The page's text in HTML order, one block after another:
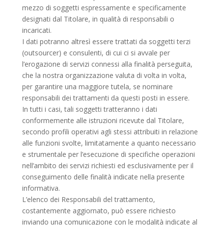
mezzo di soggetti espressamente e specificamente
designati dal Titolare, in qualità di responsabili o
incaricati.
I dati potranno altresì essere trattati da soggetti terzi
(outsourcer) e consulenti, di cui ci si avvale per
l’erogazione di servizi connessi alla finalità perseguita,
che la nostra organizzazione valuta di volta in volta,
per garantire una maggiore tutela, se nominare
responsabili dei trattamenti da questi posti in essere.
In tutti i casi, tali soggetti tratteranno i dati
conformemente alle istruzioni ricevute dal Titolare,
secondo profili operativi agli stessi attribuiti in relazione
alle funzioni svolte, limitatamente a quanto necessario
e strumentale per l’esecuzione di specifiche operazioni
nell’ambito dei servizi richiesti ed esclusivamente per il
conseguimento delle finalità indicate nella presente
informativa.
L’elenco dei Responsabili del trattamento,
costantemente aggiornato, può essere richiesto
inviando una comunicazione con le modalità indicate al